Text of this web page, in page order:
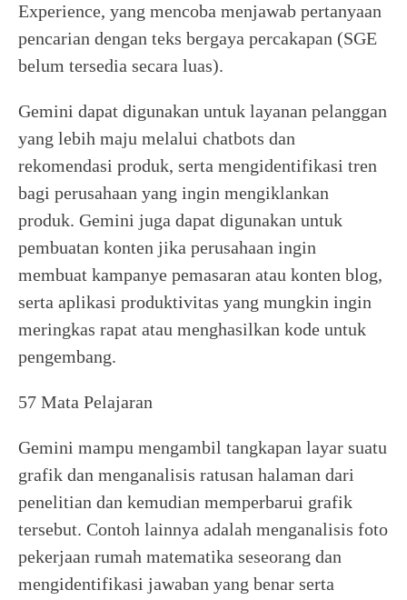
Experience, yang mencoba menjawab pertanyaan
pencarian dengan teks bergaya percakapan (SGE
belum tersedia secara luas).
Gemini dapat digunakan untuk layanan pelanggan
yang lebih maju melalui chatbots dan
rekomendasi produk, serta mengidentifikasi tren
bagi perusahaan yang ingin mengiklankan
produk. Gemini juga dapat digunakan untuk
pembuatan konten jika perusahaan ingin
membuat kampanye pemasaran atau konten blog,
serta aplikasi produktivitas yang mungkin ingin
meringkas rapat atau menghasilkan kode untuk
pengembang.
57 Mata Pelajaran
Gemini mampu mengambil tangkapan layar suatu
grafik dan menganalisis ratusan halaman dari
penelitian dan kemudian memperbarui grafik
tersebut. Contoh lainnya adalah menganalisis foto
pekerjaan rumah matematika seseorang dan
mengidentifikasi jawaban yang benar serta